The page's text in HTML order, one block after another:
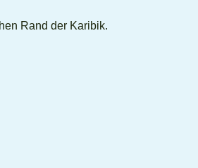
Rand der Karibik.